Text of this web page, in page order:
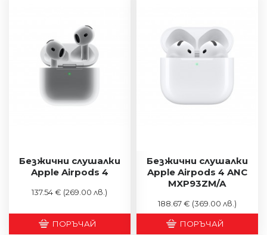
Безжични слушалки
Apple Airpods 4
137.54 € (269.00 лв.)
ПОРЪЧАЙ
Безжични слушалки
Apple Airpods 4 ANC
MXP93ZM/A
188.67 € (369.00 лв.)
ПОРЪЧАЙ